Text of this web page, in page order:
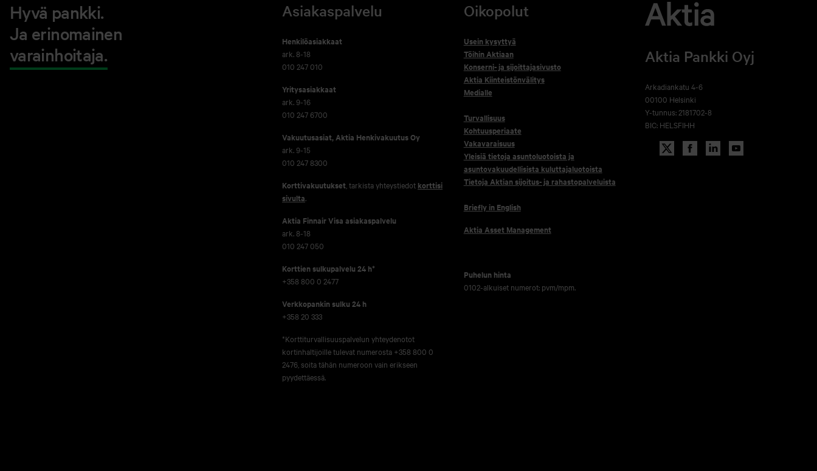
Hyvä pankki.
Ja erinomainen
varainhoitaja.
Asiakaspalvelu
Henkilöasiakkaat
ark. 8-18
010 247 010
Yritysasiakkaat
ark. 9-16
010 247 6700
Vakuutusasiat, Aktia Henkivakuutus Oy
ark. 9-15
010 247 8300
Korttivakuutukset , tarkista yhteystiedot korttisi
sivulta
Aktia Finnair Visa asiakaspalvelu
ark. 8-18
010 247 050
Korttien sulkupalvelu 24 h*
+358 800 0 2477
Verkko­pankin sulku 24 h
+358 20 333
*Korttiturvallisuuspalvelun yhteydenotot
kortinhaltijoille tulevat numerosta +358 800 0
2476, soita tähän numeroon vain erikseen
pyydettäessä.
Oikopolut
Usein kysyttyä
Töihin Aktiaan
Konserni- ja sijoittajasivusto
Aktia Kiinteistönvälitys
Medialle
Turvallisuus
Kohtuusperiaate
Vakavaraisuus
Yleisiä tietoja asuntoluotoista ja
asuntovakuudellisista kuluttajaluotoista
Tietoja Aktian sijoitus- ja rahastopalveluista
Briefly in English
Aktia Asset Management
Puhelun hinta
0102-alkuiset numerot: pvm/mpm.
Aktia Pankki Oyj
Arkadiankatu 4-6
00100 Helsinki
Y-tunnus: 2181702-8
BIC: HELSFIHH